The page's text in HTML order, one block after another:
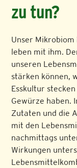
zu tun?
Unser
leben mit ihm.
unseren
stärken können,
Esskultur
Gewürze haben.
Zutaten und die
mit den
nachmittags
Wirkungen